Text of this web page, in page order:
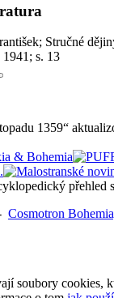
Stručné
1941; s. 13
1359“
přehled
Cosmotron
soubory cookies,